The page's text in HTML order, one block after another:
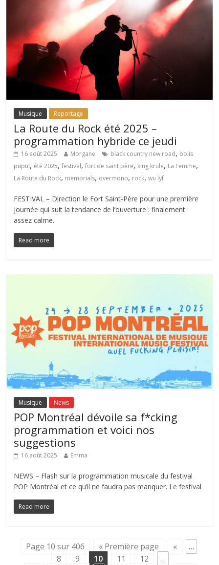
Musique Reportage
La Route du Rock été 2025 –
programmation hybride ce jeudi
16 août 2025 Morgane black country new road, bolis
pupul, été 2025,festival,fort de saint père, king krule, La Femme,
La Route du Rock, memorials, overmono, rock,wu lyf
FESTIVAL – Direction le Fort Saint-Père pour une première
journée qui suit la tendance de l’ouverture : finalement
assez calme.
Read more
Musique News
POP Montréal dévoile sa f*cking
programmation et voici nos
suggestions
16 août 2025 Emma
NEWS – Flash sur la programmation musicale du festival
POP Montréal et ce qu’il ne faudra pas manquer. Le festival
Read more
Page 10 sur 406 « Première page «
…
8
9 10 11 12
…